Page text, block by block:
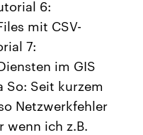
6:
mit CSV-
7:
im GIS
So: Seit kurzem
Netzwerkfehler
wenn ich z.B.